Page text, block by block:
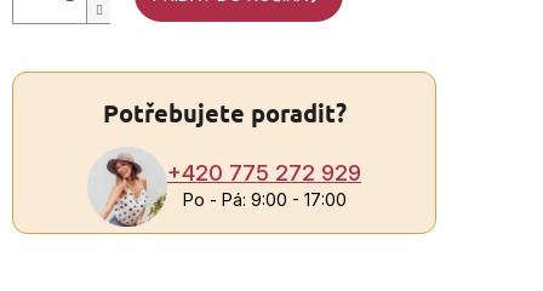
Potřebujete poradit?
+420 775 272 929
Po - Pá: 9:00 - 17:00